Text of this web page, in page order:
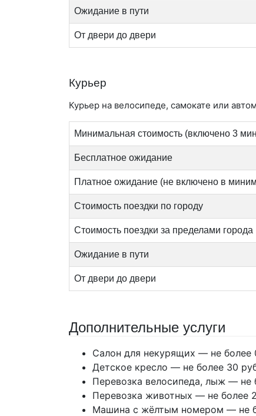
Ожидание в пути
От двери до двери
Курьер
Курьер на велосипеде, самокате или
Минимальная стоимость (включено 3
Бесплатное ожидание
Платное ожидание (не включено в
Стоимость поездки по городу
Стоимость поездки за пределами города
Ожидание в пути
От двери до двери
Дополнительные услуги
Салон для некурящих — не более
Детское кресло — не более 30
Перевозка велосипеда, лыж — не
Перевозка животных — не более
Машина с жёлтым номером — не